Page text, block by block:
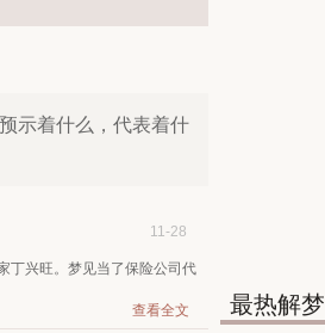
示着什么，代表着什
11-28
丁兴旺。梦见当了保险公司代
查看全文
最热解梦